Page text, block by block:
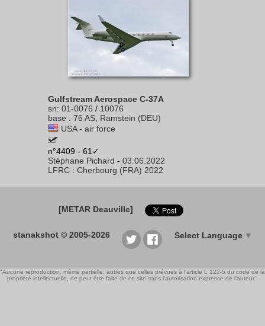
Gulfstream Aerospace C-37A
sn: 01-0076 / 10076
base : 76 AS, Ramstein (DEU)
USA - air force
n°4409 - 61✓
Stéphane Pichard - 03.06.2022
LFRC : Cherbourg (FRA) 2022
[METAR Deauville]
stanakshot © 2005-2026 Select Language ▼
"Aucune reproduction, même partielle, autres que celles prévues à l'article L 122-5 du code de la
propriété intellectuelle, ne peut être faite de ce site sans l'autorisation expresse de l'auteur."